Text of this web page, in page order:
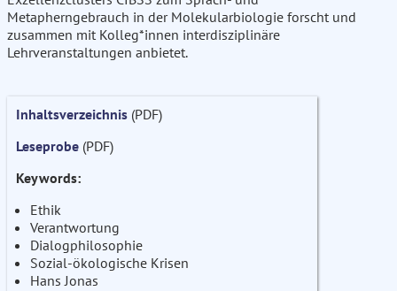
Metapherngebrauch in der Molekularbiologie forscht und
zusammen mit Kolleg*innen interdisziplinäre
Lehrveranstaltungen anbietet.
Inhaltsverzeichnis (PDF)
Leseprobe (PDF)
Keywords:
Ethik
Verantwortung
Dialogphilosophie
Sozial-ökologische Krisen
Hans Jonas